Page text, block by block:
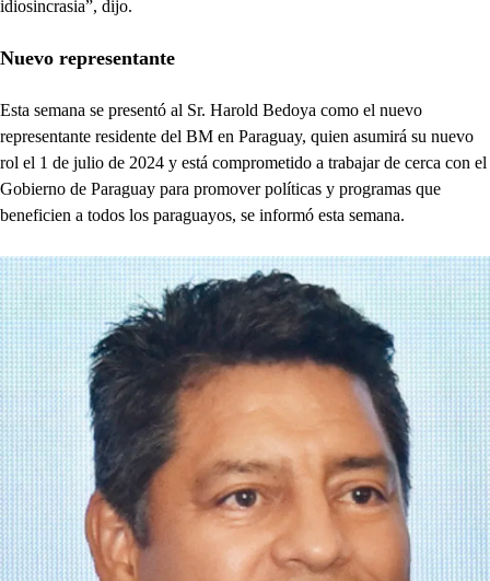
idiosincrasia”, dijo.
Nuevo representante
Esta semana se presentó al Sr. Harold Bedoya como el nuevo
representante residente del BM en Paraguay, quien asumirá su nuevo
rol el 1 de julio de 2024 y está comprometido a trabajar de cerca con el
Gobierno de Paraguay para promover políticas y programas que
beneficien a todos los paraguayos, se informó esta semana.